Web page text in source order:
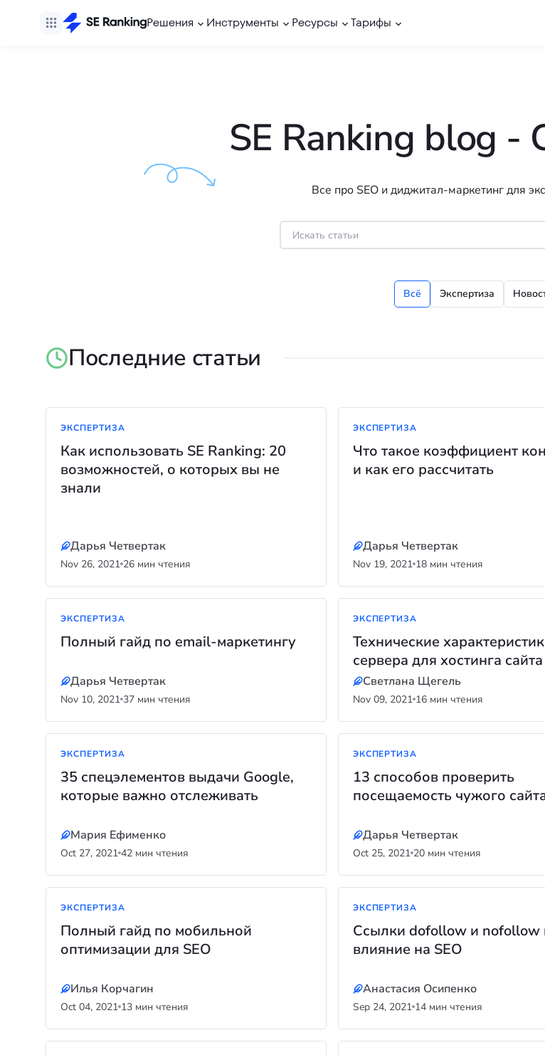
Решения Инструменты Ресурсы Тарифы
SE Ranking blog -
Все про SEO и диджитал-маркетинг для
Всё Экспертиза
Последние статьи
ЭКСПЕРТИЗА
Как использовать SE Ranking: 20
возможностей, о которых вы не
знали
Дарья Четвертак
Nov 26, 2021 26 мин чтения
ЭКСПЕРТИЗА
Что такое коэффициент
и как его рассчитать
Дарья Четвертак
Nov 19, 2021 18 мин чтения
ЭКСПЕРТИЗА
Полный гайд по email-маркетингу
Дарья Четвертак
Nov 10, 2021 37 мин чтения
ЭКСПЕРТИЗА
Технические
сервера для хостинга сайта
Светлана Щегель
Nov 09, 2021 16 мин чтения
ЭКСПЕРТИЗА
35 спецэлементов выдачи Google,
которые важно отслеживать
Мария Ефименко
Oct 27, 2021 42 мин чтения
ЭКСПЕРТИЗА
13 способов проверить
посещаемость чужого
Дарья Четвертак
Oct 25, 2021 20 мин чтения
ЭКСПЕРТИЗА
Полный гайд по мобильной
оптимизации для SEO
Илья Корчагин
Oct 04, 2021 13 мин чтения
ЭКСПЕРТИЗА
Ссылки dofollow и nofollow
влияние на SEO
Анастасия Осипенко
Sep 24, 2021 14 мин чтения